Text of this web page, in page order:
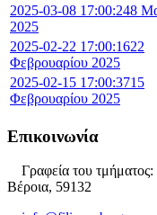
2025-03-08 17:00:248
2025
2025-02-22 17:00:1622
Φεβρουαρίου 2025
2025-02-15 17:00:3715
Φεβρουαρίου 2025
Επικοινωνία
Γραφεία του
Βέροια, 59132